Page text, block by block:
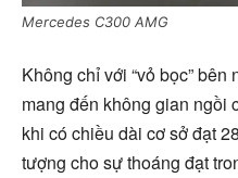
Mercedes C300 AMG
Không chỉ với “vỏ bọc” bên
mang đến không gian ngồi
khi có chiều dài cơ sở đạt
tượng cho sự thoáng đạt